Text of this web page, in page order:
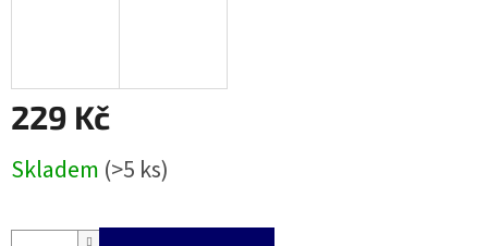
229 Kč
cena:
Skladem (>5 ks)